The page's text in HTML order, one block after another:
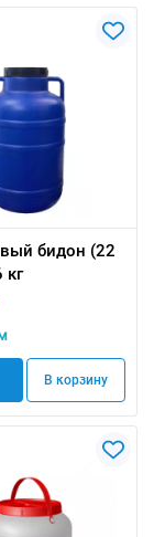
бидон (22
кг
В корзину